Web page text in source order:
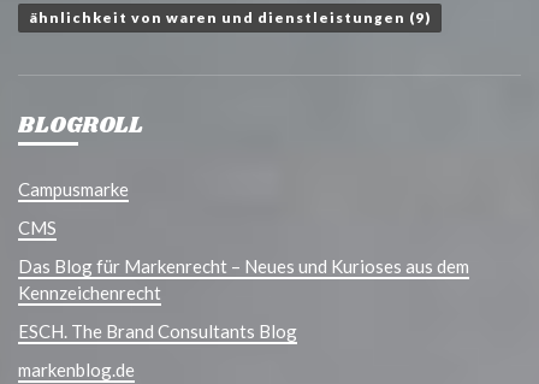
ähnlichkeit von waren und dienstleistungen (9)
BLOGROLL
Campusmarke
CMS
Das Blog für Markenrecht – Neues und Kurioses aus dem
Kennzeichenrecht
ESCH. The Brand Consultants Blog
markenblog.de